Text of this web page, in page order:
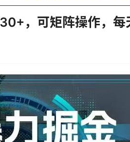
，可矩阵操作，